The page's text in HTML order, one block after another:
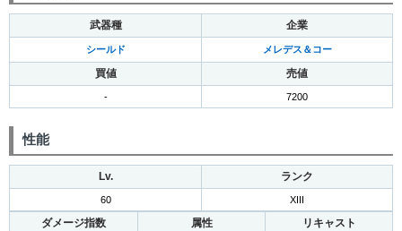
武器種 企業
シールド メレデス＆コー
買値 売値
- 7200
性能
Lv. ランク
60 XIII
ダメージ指数 属性 リキャスト